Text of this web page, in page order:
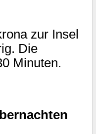
zur Insel
Die
Minuten.